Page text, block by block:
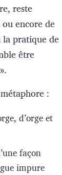
reste
encore de
la pratique de
être
».
:
d’orge et
façon
impure